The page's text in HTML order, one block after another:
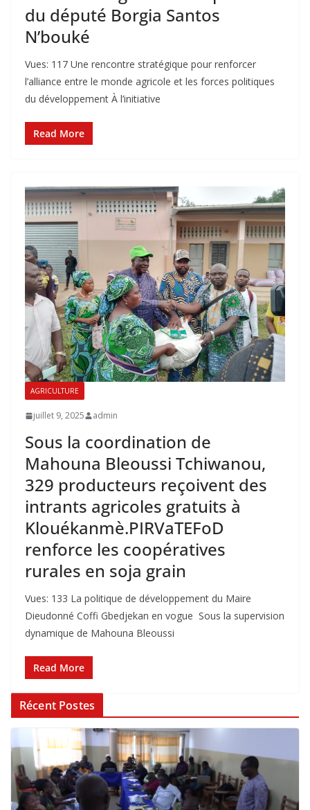
du député Borgia Santos
N’bouké
Vues: 117 Une rencontre stratégique pour renforcer
l’alliance entre le monde agricole et les forces politiques
du développement À l’initiative
Read More
AGRICULTURE
juillet 9, 2025 admin
Sous la coordination de
Mahouna Bleoussi Tchiwanou,
329 producteurs reçoivent des
intrants agricoles gratuits à
Klouékanmè.PIRVaTEFoD
renforce les coopératives
rurales en soja grain
Vues: 133 La politique de développement du Maire
Dieudonné Coffi Gbedjekan en vogue Sous la supervision
dynamique de Mahouna Bleoussi
Read More
Récent Postes